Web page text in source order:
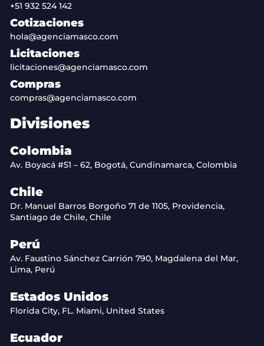
+51 932 524 142
Cotizaciones
hola@agenciamasco.com
Licitaciones
licitaciones@agenciamasco.com
Compras
compras@agenciamasco.com
Divisiones
Colombia
Av. Boyacá #51 – 62, Bogotá, Cundinamarca, Colombia
Chile
Dr. Manuel Barros Borgoño 71 de 1105, Providencia,
Santiago de Chile, Chile
Perú
Av. Faustino Sánchez Carrión 790, Magdalena del Mar,
Lima, Perú
Estados Unidos
Florida City, FL. Miami, United States
Ecuador